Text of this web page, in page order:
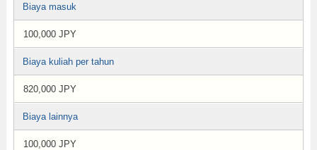
Biaya masuk
100,000 JPY
Biaya kuliah per tahun
820,000 JPY
Biaya lainnya
100,000 JPY